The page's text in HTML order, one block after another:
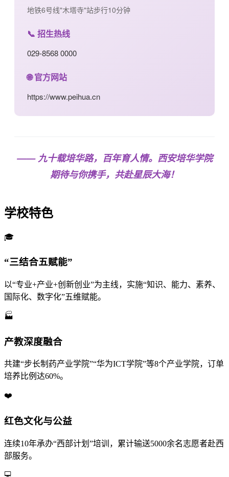
地铁6号线"木塔寺"站步行10分钟
📞 招生热线
029-8568 0000
🌐 官方网站
https://www.peihua.cn
—— 九十载培华路，百年育人情。西安培华学院
期待与你携手，共赴星辰大海！
学校特色
🎓
“三结合五赋能”
以“专业+产业+创新创业”为主线，实施“知识、能力、素养、
国际化、数字化”五维赋能。
🏭
产教深度融合
共建“步长制药产业学院”“华为ICT学院”等8个产业学院，订单
培养比例达60%。
❤️
红色文化与公益
连续10年承办“西部计划”培训，累计输送5000余名志愿者赴西
部服务。
💻